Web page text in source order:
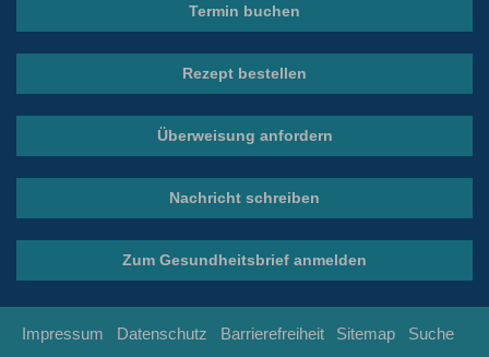
Termin buchen
Rezept bestellen
Überweisung anfordern
Nachricht schreiben
Zum Gesundheitsbrief anmelden
Impressum Datenschutz Barrierefreiheit Sitemap Suche